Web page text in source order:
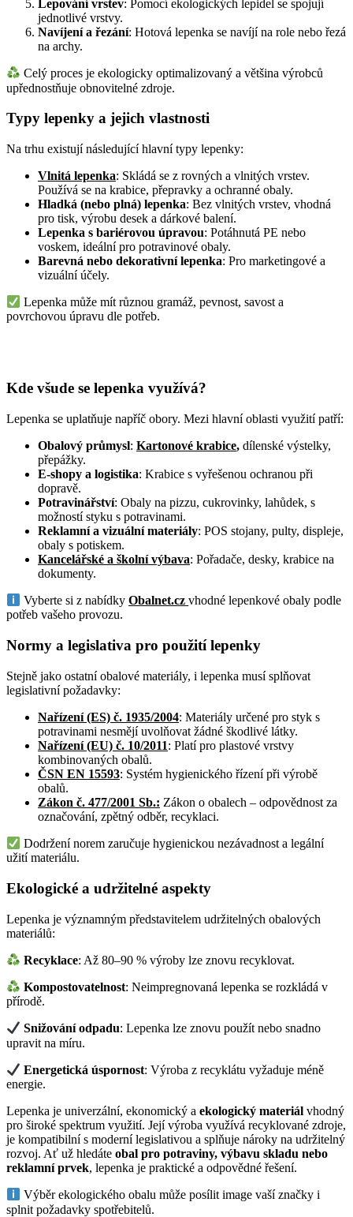
Lepování vrstev: Pomocí ekologických lepidel se spojují
jednotlivé vrstvy.
Navíjení a řezání: Hotová lepenka se navíjí na role nebo řezá
na archy.
Celý proces je ekologicky optimalizovaný a většina výrobců
upřednostňuje obnovitelné zdroje.
Typy lepenky a jejich vlastnosti
Na trhu existují následující hlavní typy lepenky:
Vlnitá lepenka: Skládá se z rovných a vlnitých vrstev.
Používá se na krabice, přepravky a ochranné obaly.
Hladká (nebo plná) lepenka: Bez vlnitých vrstev, vhodná
pro tisk, výrobu desek a dárkové balení.
Lepenka s bariérovou úpravou: Potáhnutá PE nebo
voskem, ideální pro potravinové obaly.
Barevná nebo dekorativní lepenka: Pro marketingové a
vizuální účely.
Lepenka může mít různou gramáž, pevnost, savost a
povrchovou úpravu dle potřeb.
Kde všude se lepenka využívá?
Lepenka se uplatňuje napříč obory. Mezi hlavní oblasti využití patří:
Obalový průmysl: Kartonové krabice, dílenské výstelky,
přepážky.
E-shopy a logistika: Krabice s vyřešenou ochranou při
dopravě.
Potravinářství: Obaly na pizzu, cukrovinky, lahůdek, s
možností styku s potravinami.
Reklamní a vizuální materiály: POS stojany, pulty, displeje,
obaly s potiskem.
Kancelářské a školní výbava: Pořadače, desky, krabice na
dokumenty.
Vyberte si z nabídkyObalnet.cz vhodné lepenkové obaly podle
potřeb vašeho provozu.
Normy a legislativa pro použití lepenky
Stejně jako ostatní obalové materiály, i lepenka musí splňovat
legislativní požadavky:
Nařízení (ES) č. 1935/2004: Materiály určené pro styk s
potravinami nesmějí uvolňovat žádné škodlivé látky.
Nařízení (EU) č. 10/2011: Platí pro plastové vrstvy
kombinovaných obalů.
ČSN EN 15593: Systém hygienického řízení při výrobě
obalů.
Zákon č. 477/2001 Sb.: Zákon o obalech – odpovědnost za
označování, zpětný odběr, recyklaci.
Dodržení norem zaručuje hygienickou nezávadnost a legální
užití materiálu.
Ekologické a udržitelné aspekty
Lepenka je významným představitelem udržitelných obalových
materiálů:
Recyklace: Až 80–90 % výroby lze znovu recyklovat.
Kompostovatelnost: Neimpregnovaná lepenka se rozkládá v
přírodě.
Snižování odpadu: Lepenka lze znovu použít nebo snadno
upravit na míru.
Energetická úspornost: Výroba z recyklátu vyžaduje méně
energie.
Lepenka je univerzální, ekonomický a ekologický materiál vhodný
pro široké spektrum využití. Její výroba využívá recyklované zdroje,
je kompatibilní s moderní legislativou a splňuje nároky na udržitelný
rozvoj. Ať už hledáte obal pro potraviny, výbavu skladu nebo
reklamní prvek, lepenka je praktické a odpovědné řešení.
Výběr ekologického obalu může posílit image vaší značky i
splnit požadavky spotřebitelů.